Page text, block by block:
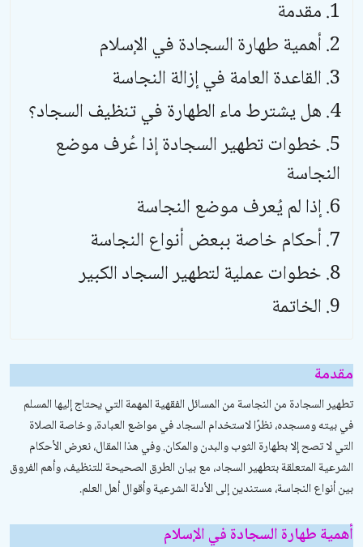
مقدمة
أهمية طهارة السجادة في الإسلام
القاعدة العامة في إزالة النجاسة
هل يشترط ماء الطهارة في تنظيف السجاد؟
خطوات تطهير السجادة إذا عُرف موضع
النجاسة
إذا لم يُعرف موضع النجاسة
أحكام خاصة ببعض أنواع النجاسة
خطوات عملية لتطهير السجاد الكبير
الخاتمة
مقدمة
تطهير السجادة من النجاسة من المسائل الفقهية المهمة التي يحتاج إليها المسلم
في بيته ومسجده، نظرًا لاستخدام السجاد في مواضع العبادة، وخاصة الصلاة
التي لا تصح إلا بطهارة الثوب والبدن والمكان. وفي هذا المقال، نعرض الأحكام
الشرعية المتعلقة بتطهير السجاد، مع بيان الطرق الصحيحة للتنظيف، وأهم الفروق
بين أنواع النجاسة، مستندين إلى الأدلة الشرعية وأقوال أهل العلم.
أهمية طهارة السجادة في الإسلام